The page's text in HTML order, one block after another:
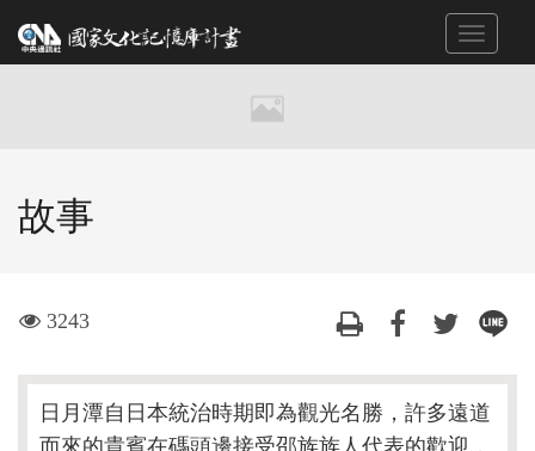
到
Toggle
故事
visit
3243
日月潭自日本統治時期即為觀光名勝，許多遠道
而來的貴賓在碼頭邊接受邵族族人代表的歡迎，